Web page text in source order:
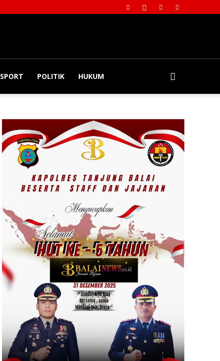
SPORT POLITIK HUKUM